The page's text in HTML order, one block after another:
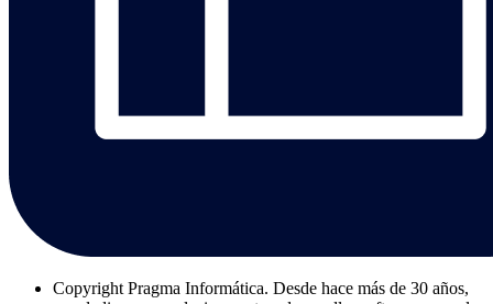
Copyright Pragma Informática. Desde hace más de 30 años,